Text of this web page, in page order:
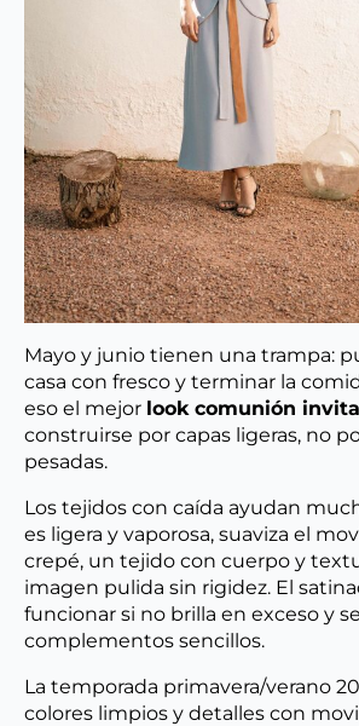
Mayo y junio tienen una trampa:
casa con fresco y terminar la
eso el mejor look comunión
construirse por capas ligeras, no
pesadas.
Los tejidos con caída ayudan
es ligera y vaporosa, suaviza el
crepé, un tejido con cuerpo y
imagen pulida sin rigidez. El
funcionar si no brilla en exceso y
complementos sencillos.
La temporada primavera/verano
colores limpios y detalles con